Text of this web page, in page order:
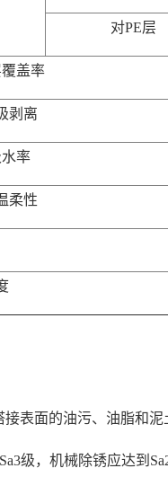
对PE层
盖率
剥离
率
柔性
表面的油污、油脂和
级，机械除锈应达到